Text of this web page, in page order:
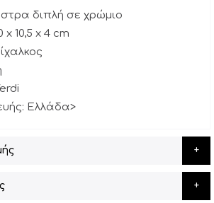
διπλή σε χρώμιο
x 10,5 x 4 cm
Ελλάδα>